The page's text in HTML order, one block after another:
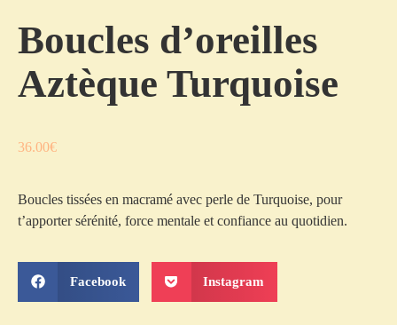
Boucles d’oreilles
Aztèque Turquoise
36.00€
Boucles tissées en macramé avec perle de Turquoise, pour
t’apporter sérénité, force mentale et confiance au quotidien.
Facebook Instagram